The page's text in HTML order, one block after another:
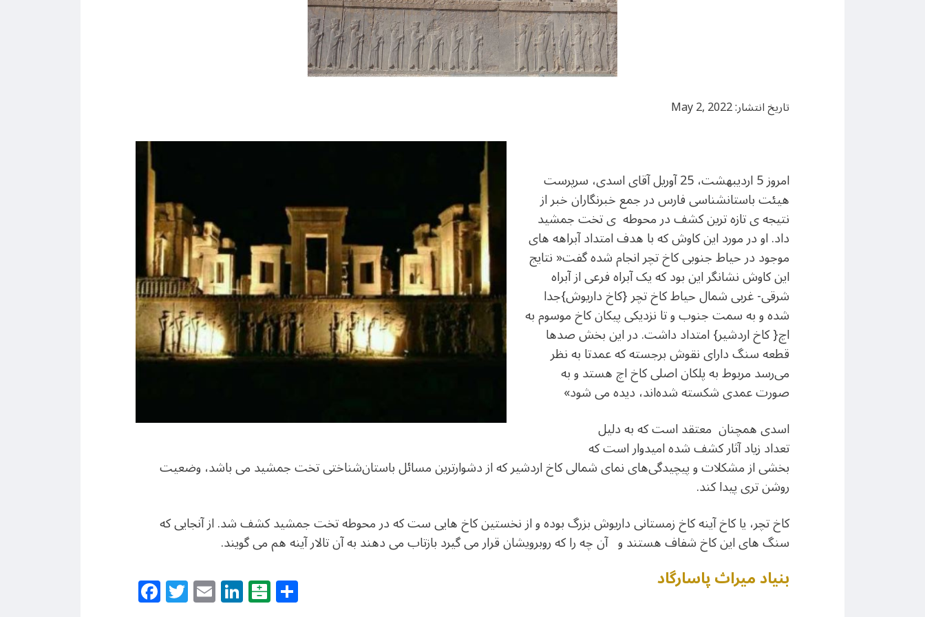
تاریخ انتشار: May 2, 2022
امروز 5 اردیبهشت، 25 آوریل آقای اسدی، سرپرست
هیئت باستانشناسی فارس در جمع خبرنگاران خبر از
نتیجه ی تازه ترین کشف در محوطه ی تخت جمشید
داد. او در مورد این کاوش که با هدف امتداد آبراهه های
موجود در حیاط جنوبی کاخ تچر انجام شده گفت« نتایج
این کاوش نشانگر این بود که یک آبراه فرعی از آبراه
شرقی- غربی شمال حیاط کاخ تچر {کاخ داریوش}جدا
شده و به سمت جنوب و تا نزدیکی پیکان کاخ موسوم به
اچ{ کاخ اردشیر} امتداد داشت. در این بخش صدها
قطعه سنگ دارای نقوش برجسته که عمدتا به نظر
می‌رسد مربوط به پلکان اصلی کاخ اچ هستد و به
صورت عمدی شکسته شده‌اند، دیده می شود»
اسدی همچنان معتقد است که به دلیل
تعداد زیاد آثار کشف شده امیدوار است که
بخشی از مشکلات و پیچیدگی‌های نمای شمالی کاخ اردشیر که از دشوارترین مسائل باستان‌شناختی تخت جمشید می باشد، وضعیت
روشن تری پیدا کند.
کاخ تچر، یا کاخ آینه کاخ زمستانی داریوش بزرگ بوده و از نخستین کاخ هایی ست که در محوطه تخت جمشید کشف شد. از آنجایی که
سنگ های این کاخ شفاف هستند و آن چه را که روبرویشان قرار می گیرد بازتاب می دهند به آن تالار آینه هم می گویند.
Facebook
Twitter
EmailLinkedIn
Balatarin بنیاد میراث پاسارگاد